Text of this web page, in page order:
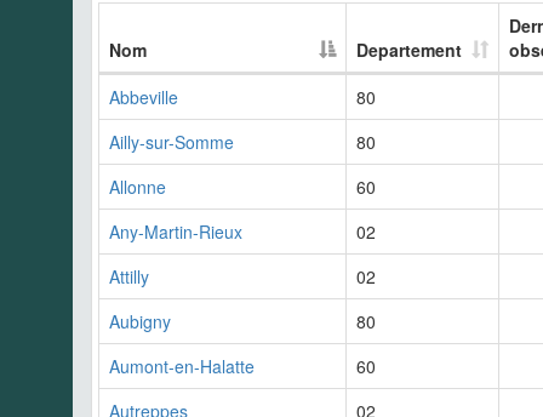
Nom Departement
Abbeville
80
Ailly-sur-Somme
80
Allonne
60
Any-Martin-Rieux
02
Attilly
02
Aubigny
80
Aumont-en-Halatte
60
Autreppes
02